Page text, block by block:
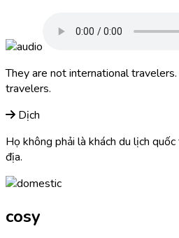
They are not international travelers.
travelers.
Dịch
Họ không phải là khách du lịch
địa.
cosy